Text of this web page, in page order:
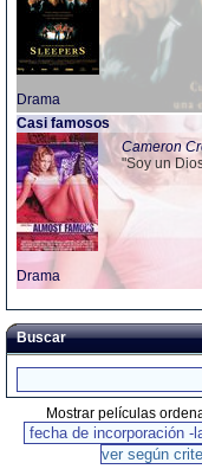
Drama
Casi famosos
Cameron
"Soy un
Drama
Buscar
Mostrar películas